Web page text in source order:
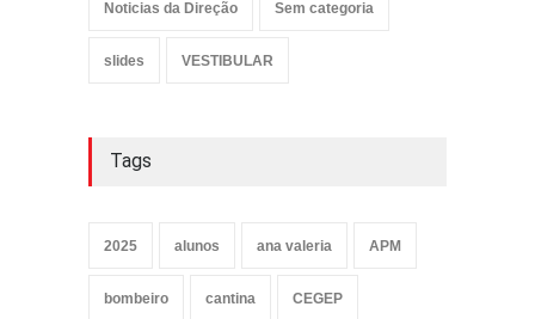
Noticias da Direção Sem categoria
slides VESTIBULAR
Tags
2025 alunos ana valeria APM
bombeiro cantina CEGEP